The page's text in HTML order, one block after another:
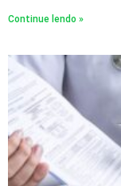
Continue lendo »